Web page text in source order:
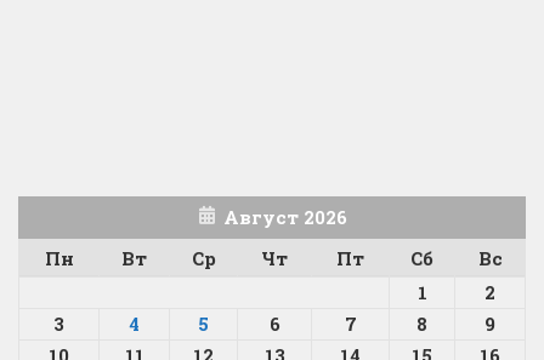
Август 2026
Пн
Вт Ср Чт Пт Сб
Вс
1
2
3
4 5 6 7 8
9
10
11 12 13 14 15 16